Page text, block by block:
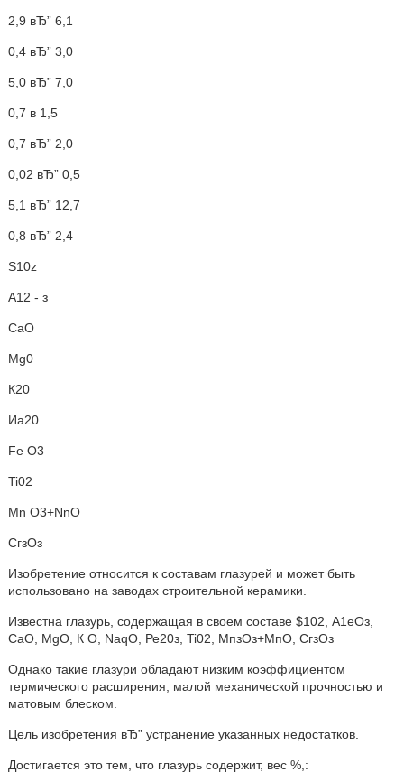
2,9 вЂ” 6,1
0,4 вЂ” 3,0
5,0 вЂ” 7,0
0,7 в 1,5
0,7 вЂ” 2,0
0,02 вЂ” 0,5
5,1 вЂ” 12,7
0,8 вЂ” 2,4
S10z
А12 - з
СаО
Mg0
К20
Иа20
Fe O3
Ti02
Mn O3+NnO
СгзОз
Изобретение относится к составам глазурей и может быть
использовано на заводах строительной керамики.
Известна глазурь, содержащая в своем составе $102, А1еОз,
СаО, MgO, К О, NaqO, Ре20з, Ti02, МпзОз+МпО, СгзОз
Однако такие глазури обладают низким коэффициентом
термического расширения, малой механической прочностью и
матовым блеском.
Цель изобретения вЂ” устранение указанных недостатков.
Достигается это тем, что глазурь содержит, вес %,: